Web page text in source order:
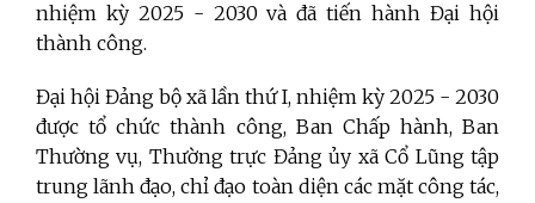
nhiệm kỳ 2025 - 2030 và đã tiến hành Đại hội
thành công.
Đại hội Đảng bộ xã lần thứ I, nhiệm kỳ 2025 - 2030
được tổ chức thành công, Ban Chấp hành, Ban
Thường vụ, Thường trực Đảng ủy xã Cổ Lũng tập
trung lãnh đạo, chỉ đạo toàn diện các mặt công tác,